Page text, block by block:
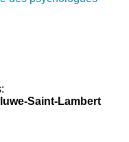
Saint-Lambert